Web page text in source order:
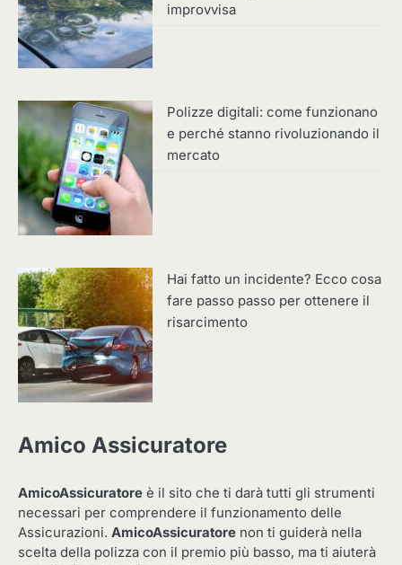
improvvisa
Polizze digitali: come funzionano
e perché stanno rivoluzionando il
mercato
Hai fatto un incidente? Ecco cosa
fare passo passo per ottenere il
risarcimento
Amico Assicuratore
AmicoAssicuratore è il sito che ti darà tutti gli strumenti
necessari per comprendere il funzionamento delle
Assicurazioni. AmicoAssicuratore non ti guiderà nella
scelta della polizza con il premio più basso, ma ti aiuterà